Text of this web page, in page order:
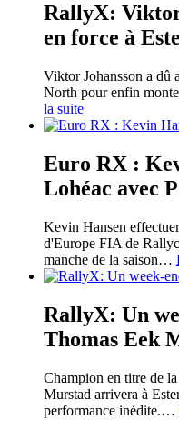
RallyX:
en force à
Viktor Johansson a dû
North pour enfin
la suite
Euro RX :
Lohéac avec
Kevin Hansen
d'Europe FIA de
manche de la saison…
RallyX: Un
Thomas Eek
Champion en titre de
Murstad arrivera à
performance inédite.…